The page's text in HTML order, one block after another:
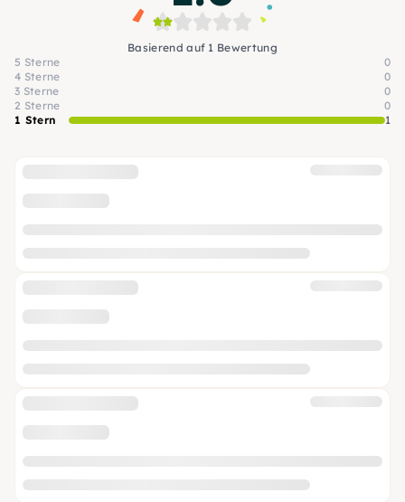
Basierend auf 1 Bewertung
5 Sterne
0
4 Sterne
0
3 Sterne
0
2 Sterne
0
1 Stern
1